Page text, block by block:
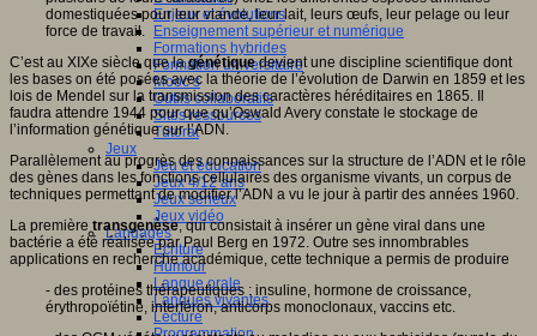
Enjeux et évolutions
Enseignement supérieur et numérique
Formations hybrides
Formation universitaire
Mooc’s
Outils collaboratifs
Sites ressources
Tutorat
Jeux
Jeu et éducation
Jeux 4/12 ans
Jeux sérieux
Jeux vidéo
Langages
Ecriture
Humour
Langue orale
Langues vivantes
Lecture
domestiquées pour leur viande, leur lait, leurs œufs, leur pelage ou leur
force de travail.
C’est au XIXe siècle que lagénétiquedevient une discipline scientifique dont
les bases on été posées avec la théorie de l’évolution de Darwin en 1859 et les
lois de Mendel sur la transmission des caractères héréditaires en 1865. Il
faudra attendre 1944 pour que qu’Oswald Avery constate le stockage de
l’information génétique sur l’ADN.
Parallèlement au progrès des connaissances sur la structure de l’ADN et le rôle
des gènes dans les fonctions cellulaires des organisme vivants, un corpus de
techniques permettant de modifier l’ADN a vu le jour à partir des années 1960.
La première transgenèse, qui consistait à insérer un gène viral dans une
bactérie a été réalisée par Paul Berg en 1972. Outre ses innombrables
applications en recherche académique, cette technique a permis de produire
- des protéines thérapeutiques : insuline, hormone de croissance,
érythropoïétine, interféron, anticorps monoclonaux, vaccins etc.